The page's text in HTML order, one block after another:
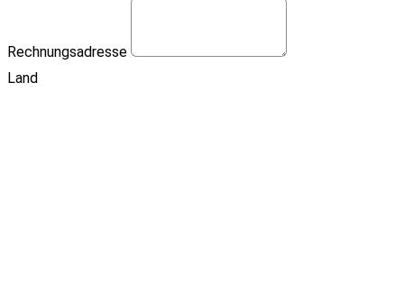
Rechnungsadresse
Land